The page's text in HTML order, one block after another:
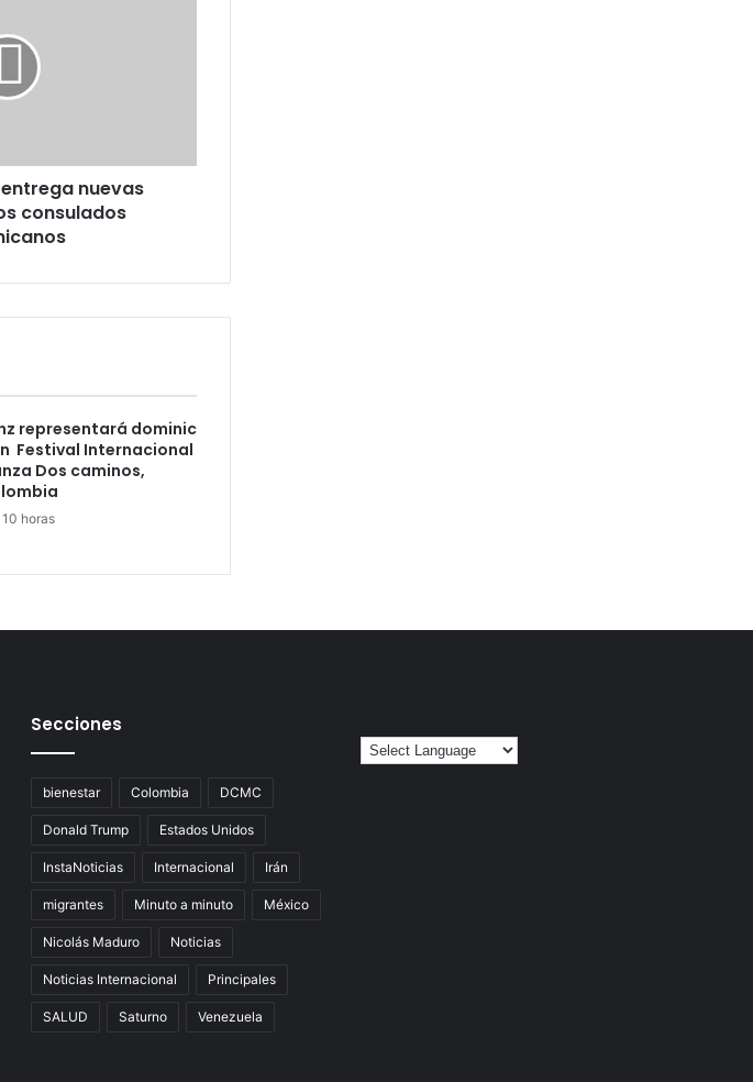
entrega nuevas
consulados
representará dominic
Festival Internacional
Dos caminos,
horas
Secciones
bienestar Colombia DCMC
Donald Trump Estados Unidos
InstaNoticias Internacional Irán
migrantes Minuto a minuto México
Nicolás Maduro Noticias
Noticias Internacional Principales
SALUD Saturno Venezuela